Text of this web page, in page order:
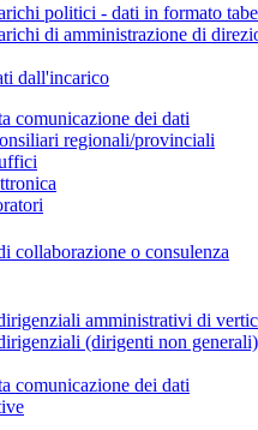
politici - dati in formato
di amministrazione di
dall'incarico
comunicazione dei dati
regionali/provinciali
collaborazione o consulenza
amministrativi di
(dirigenti non generali)
comunicazione dei dati